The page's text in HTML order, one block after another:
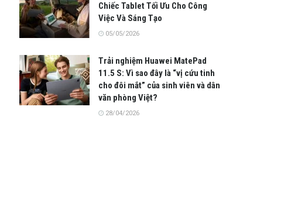
Chiếc Tablet Tối Ưu Cho Công
Việc Và Sáng Tạo
05/05/2026
Trải nghiệm Huawei MatePad
11.5 S: Vì sao đây là “vị cứu tinh
cho đôi mắt” của sinh viên và dân
văn phòng Việt?
28/04/2026